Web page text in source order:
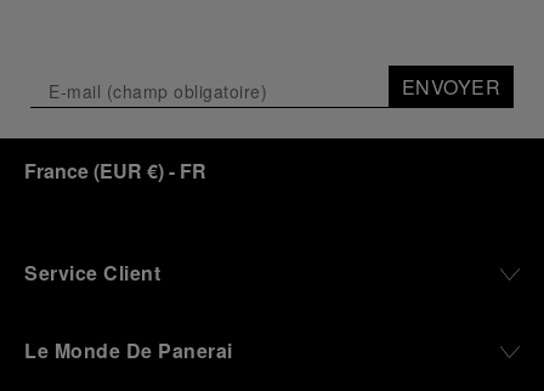
ENVOYER
France(EUR €)- FR
Service Client
Le Monde De Panerai